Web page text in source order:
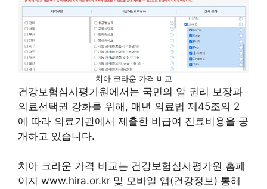
치아 크라운 가격 비교
건강보험심사평가원에서는 국민의 알 권리 보장과
의료선택권 강화를 위해, 매년 의료법 제45조의 2
에 따라 의료기관에서 제출한 비급여 진료비용을 공
개하고 있습니다.
치아 크라운 가격 비교는 건강보험심사평가원 홈페
이지 www.hira.or.kr 및 모바일 앱(건강정보) 통해